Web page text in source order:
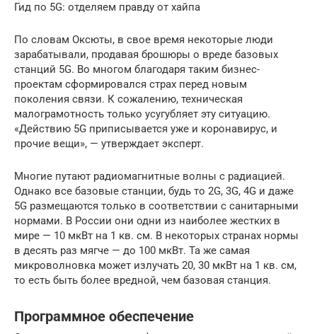
Гид по 5G: отделяем правду от хайпа
По словам Оксюты, в свое время некоторые люди
зарабатывали, продавая брошюры о вреде базовых
станций 5G. Во многом благодаря таким бизнес-
проектам сформировался страх перед новым
поколения связи. К сожалению, техническая
малограмотность только усугубляет эту ситуацию.
«Действию 5G приписывается уже и коронавирус, и
прочие вещи», — утверждает эксперт.
Многие путают радиомагнитные волны с радиацией.
Однако все базовые станции, будь то 2G, 3G, 4G и даже
5G размещаются только в соответствии с санитарными
нормами. В России они одни из наиболее жестких в
мире — 10 мкВт на 1 кв. см. В некоторых странах нормы
в десять раз мягче — до 100 мкВт. Та же самая
микроволновка может излучать 20, 30 мкВт на 1 кв. см,
то есть быть более вредной, чем базовая станция.
Программное обеспечение